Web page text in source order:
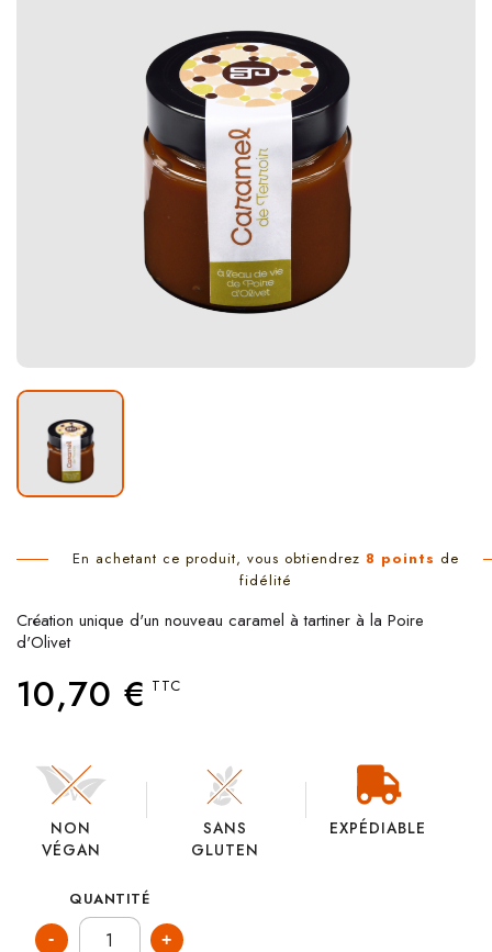
En achetant ce produit, vous obtiendrez 8 points de
fidélité
Création unique d'un nouveau caramel à tartiner à la Poire
d'Olivet
10,70 € TTC
NON
VÉGAN
SANS
GLUTEN
EXPÉDIABLE
QUANTITÉ